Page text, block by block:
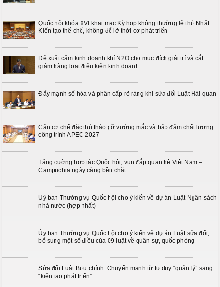
Quốc hội khóa XVI khai mạc Kỳ họp không thường lệ thứ Nhất:
Kiến tạo thể chế, không để lỡ thời cơ phát triển
Đề xuất cấm kinh doanh khí N2O cho mục đích giải trí và cắt
giảm hàng loạt điều kiện kinh doanh
Đẩy mạnh số hóa và phân cấp rõ ràng khi sửa đổi Luật Hải quan
Cần cơ chế đặc thù tháo gỡ vướng mắc và bảo đảm chất lượng
công trình APEC 2027
Tăng cường hợp tác Quốc hội, vun đắp quan hệ Việt Nam –
Campuchia ngày càng bền chặt
Uỷ ban Thường vụ Quốc hội cho ý kiến về dự án Luật Ngân sách
nhà nước (hợp nhất)
Ủy ban Thường vụ Quốc hội cho ý kiến về dự án Luật sửa đổi,
bổ sung một số điều của 09 luật về quân sự, quốc phòng
Sửa đổi Luật Bưu chính: Chuyển mạnh từ tư duy “quản lý” sang
“kiến tạo phát triển”